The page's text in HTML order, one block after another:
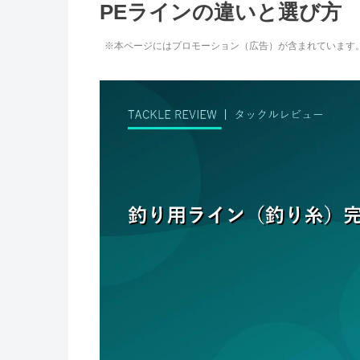
PEラインの違いと選び方
※本ページにはプロモーション（広告）が含まれています